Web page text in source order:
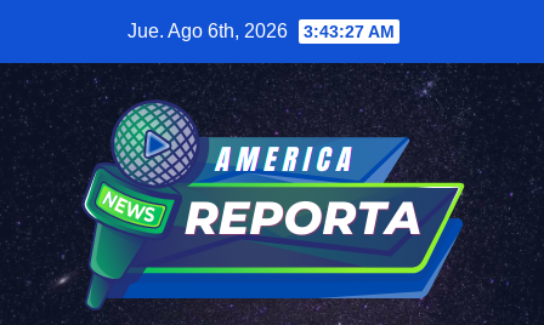
contenido
Jue. Ago 6th, 2026 3:43:28 AM